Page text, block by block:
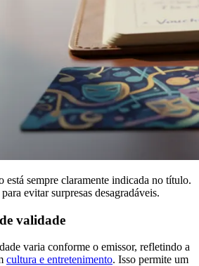
está sempre claramente indicada no título.
evitar surpresas desagradáveis.
validade
varia conforme o emissor, refletindo a
cultura e entretenimento. Isso permite um